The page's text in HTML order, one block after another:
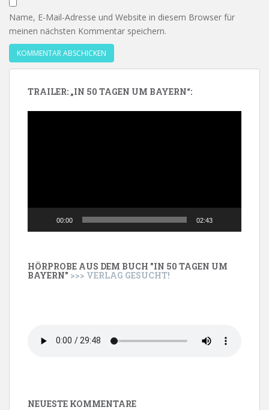
Name, E-Mail-Adresse und Website in diesem Browser für
meinen nächsten Kommentar speichern.
TRAILER: „IN 50 TAGEN UM BAYERN“:
00:00 02:43
HÖRPROBE AUS DEM BUCH "IN 50 TAGEN UM
BAYERN" >>> VERLAG GESUCHT!
NEUESTE KOMMENTARE